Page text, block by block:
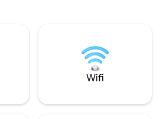
du
incontournables
canyoning et une
Ferrata d'Europe
l'une des plus
Wifi